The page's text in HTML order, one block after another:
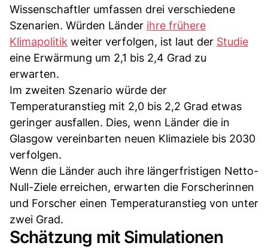
Wissenschaftler umfassen drei verschiedene
Szenarien. Würden Länder ihre frühere
Klimapolitik weiter verfolgen, ist laut der Studie
eine Erwärmung um 2,1 bis 2,4 Grad zu
erwarten.
Im zweiten Szenario würde der
Temperaturanstieg mit 2,0 bis 2,2 Grad etwas
geringer ausfallen. Dies, wenn Länder die in
Glasgow vereinbarten neuen Klimaziele bis 2030
verfolgen.
Wenn die Länder auch ihre längerfristigen Netto-
Null-Ziele erreichen, erwarten die Forscherinnen
und Forscher einen Temperaturanstieg von unter
zwei Grad.
Schätzung mit Simulationen